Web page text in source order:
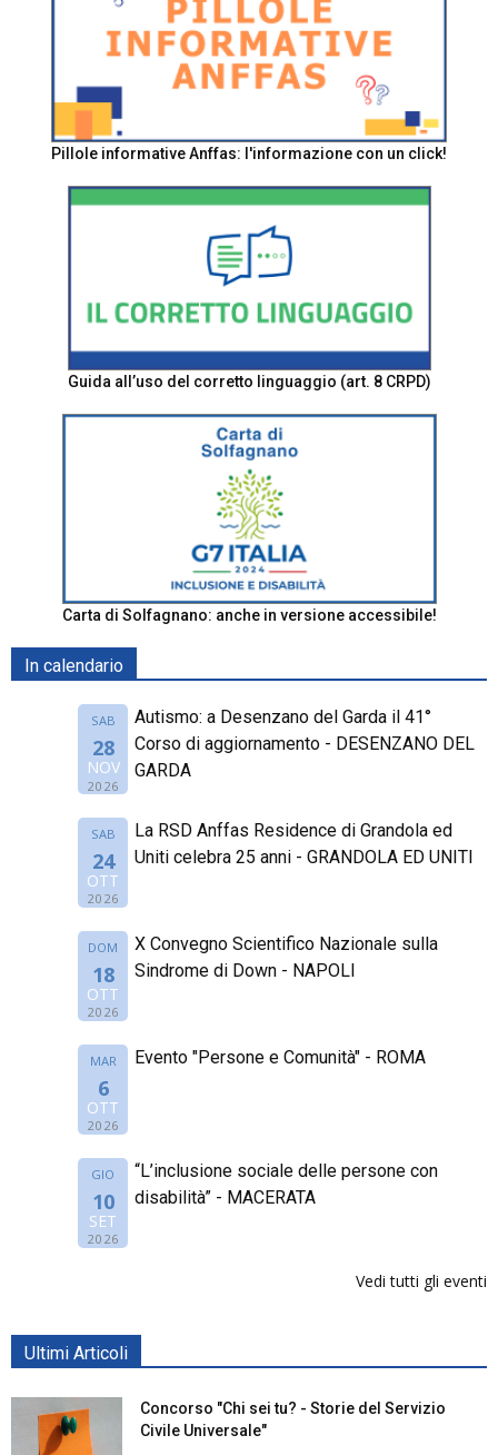
Pillole informative Anffas: l'informazione con un click!
Guida all’uso del corretto linguaggio (art. 8 CRPD)
Carta di Solfagnano: anche in versione accessibile!
In calendario
SAB
28
NOV
2026
Autismo: a Desenzano del Garda il 41°
Corso di aggiornamento - DESENZANO DEL
GARDA
SAB
24
OTT
2026
La RSD Anffas Residence di Grandola ed
Uniti celebra 25 anni - GRANDOLA ED UNITI
DOM
18
OTT
2026
X Convegno Scientifico Nazionale sulla
Sindrome di Down - NAPOLI
MAR
6
OTT
2026
Evento "Persone e Comunità" - ROMA
GIO
10
SET
2026
“L’inclusione sociale delle persone con
disabilità” - MACERATA
Vedi tutti gli eventi
Ultimi Articoli
Concorso "Chi sei tu? - Storie del Servizio
Civile Universale"